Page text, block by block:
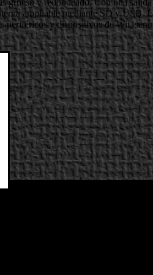
ampliable mediante SD y USB.
y dispositivos de Wii,